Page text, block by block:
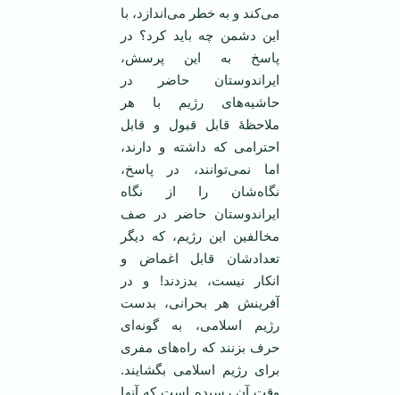
می‌کند و به خطر می‌اندازد، با
این دشمن چه باید کرد؟ در
پاسخ به این پرسش،
ایراندوستان حاضر در
حاشیه‌های رژیم با هر
ملاحظۀ قابل قبول و قابل
احترامی که داشته و دارند،
اما نمی‌توانند، در پاسخ،
نگاه‌شان را از نگاه
ایراندوستان حاضر در صف
مخالفین این رژیم، که دیگر
تعدادشان قابل اغماض و
انکار نیست، بدزدند! و در
آفرینش هر بحرانی، بدست
رژیم اسلامی، به گونه‌ای
حرف بزنند که راه‌های مفری
برای رژیم اسلامی بگشایند.